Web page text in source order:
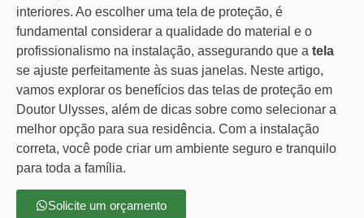
interiores. Ao escolher uma tela de proteção, é
fundamental considerar a qualidade do material e o
profissionalismo na instalação, assegurando que a tela
se ajuste perfeitamente às suas janelas. Neste artigo,
vamos explorar os benefícios das telas de proteção em
Doutor Ulysses, além de dicas sobre como selecionar a
melhor opção para sua residência. Com a instalação
correta, você pode criar um ambiente seguro e tranquilo
para toda a família.
Solicite um orçamento